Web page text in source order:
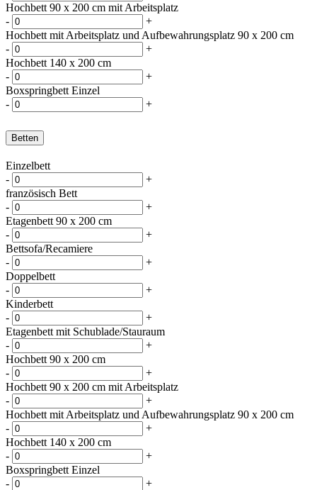
Hochbett 90 x 200 cm mit Arbeitsplatz
-
+
Hochbett mit Arbeitsplatz und Aufbewahrungsplatz 90 x 200 cm
-
+
Hochbett 140 x 200 cm
-
+
Boxspringbett Einzel
-
+
Betten
Einzelbett
-
+
französisch Bett
-
+
Etagenbett 90 x 200 cm
-
+
Bettsofa/Recamiere
-
+
Doppelbett
-
+
Kinderbett
-
+
Etagenbett mit Schublade/Stauraum
-
+
Hochbett 90 x 200 cm
-
+
Hochbett 90 x 200 cm mit Arbeitsplatz
-
+
Hochbett mit Arbeitsplatz und Aufbewahrungsplatz 90 x 200 cm
-
+
Hochbett 140 x 200 cm
-
+
Boxspringbett Einzel
-
+